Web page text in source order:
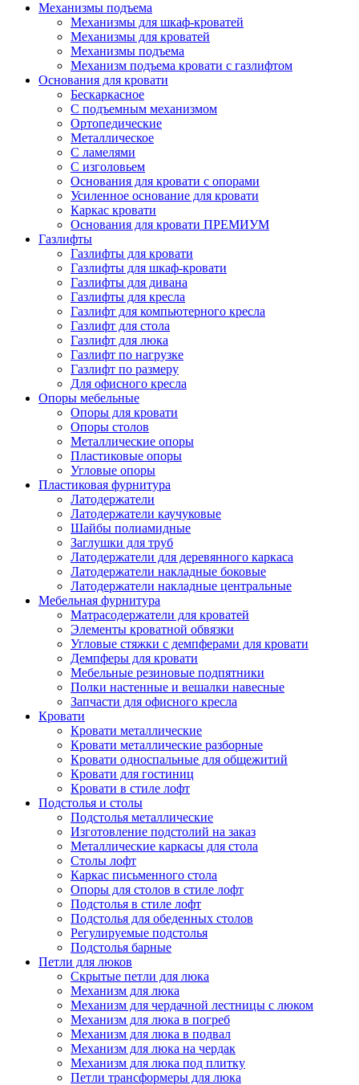
Механизмы подъема
Механизмы для шкаф-кроватей
Механизмы для кроватей
Механизмы подъема
Механизм подъема кровати с газлифтом
Основания для кровати
Бескаркасное
С подъемным механизмом
Ортопедические
Металлическое
С ламелями
С изголовьем
Основания для кровати с опорами
Усиленное основание для кровати
Каркас кровати
Основания для кровати ПРЕМИУМ
Газлифты
Газлифты для кровати
Газлифты для шкаф-кровати
Газлифты для дивана
Газлифты для кресла
Газлифт для компьютерного кресла
Газлифт для стола
Газлифт для люка
Газлифт по нагрузке
Газлифт по размеру
Для офисного кресла
Опоры мебельные
Опоры для кровати
Опоры столов
Металлические опоры
Пластиковые опоры
Угловые опоры
Пластиковая фурнитура
Латодержатели
Латодержатели каучуковые
Шайбы полиамидные
Заглушки для труб
Латодержатели для деревянного каркаса
Латодержатели накладные боковые
Латодержатели накладные центральные
Мебельная фурнитура
Матрасодержатели для кроватей
Элементы кроватной обвязки
Угловые стяжки с демпферами для кровати
Демпферы для кровати
Мебельные резиновые подпятники
Полки настенные и вешалки навесные
Запчасти для офисного кресла
Кровати
Кровати металлические
Кровати металлические разборные
Кровати односпальные для общежитий
Кровати для гостиниц
Кровати в стиле лофт
Подстолья и столы
Подстолья металлические
Изготовление подстолий на заказ
Металлические каркасы для стола
Столы лофт
Каркас письменного стола
Опоры для столов в стиле лофт
Подстолья в стиле лофт
Подстолья для обеденных столов
Регулируемые подстолья
Подстолья барные
Петли для люков
Скрытые петли для люка
Механизм для люка
Механизм для чердачной лестницы с люком
Механизм для люка в погреб
Механизм для люка в подвал
Механизм для люка на чердак
Механизм для люка под плитку
Петли трансформеры для люка